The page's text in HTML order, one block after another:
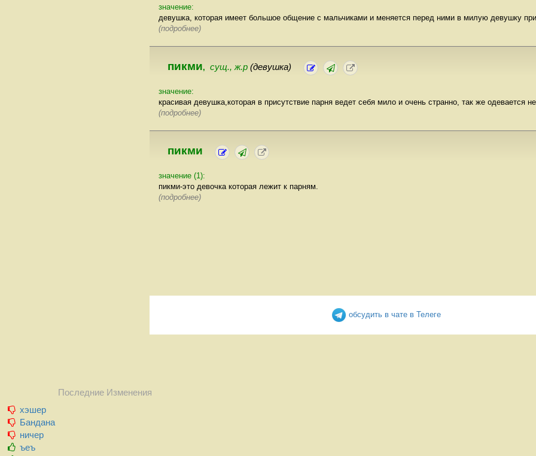
значение:
девушка, которая имеет большое общение с мальчиками и меняется перед ними в милую девушку
(подробнее)
пикми, сущ., ж.р (девушка)
значение:
красивая девушка,которая в присутствие парня ведет себя мило и очень странно, так же одевается
(подробнее)
пикми
значение (1):
пикми-это девочка которая лежит к парням.
(подробнее)
обсудить в чате в Телеге
Последние Изменения
хэшер
Бандана
ничер
ъеъ